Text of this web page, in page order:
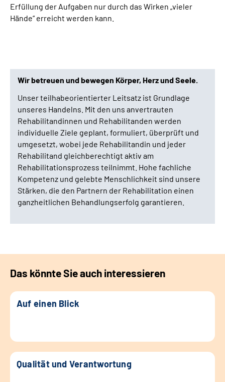
Erfüllung der Aufgaben nur durch das Wirken „vieler
Hände“ erreicht werden kann.
Wir betreuen und bewegen Körper, Herz und Seele.
Unser teilhabeorientierter Leitsatz ist Grundlage
unseres Handelns. Mit den uns anvertrauten
Rehabilitandinnen und Rehabilitanden werden
individuelle Ziele geplant, formuliert, überprüft und
umgesetzt, wobei jede Rehabilitandin und jeder
Rehabilitand gleichberechtigt aktiv am
Rehabilitationsprozess teilnimmt. Hohe fachliche
Kompetenz und gelebte Menschlichkeit sind unsere
Stärken, die den Partnern der Rehabilitation einen
ganzheitlichen Behandlungserfolg garantieren.
Das könnte Sie auch interessieren
Auf einen Blick
Qualität und Verantwortung